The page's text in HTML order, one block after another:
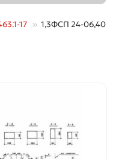
17 1,3ФСП 24-06,40